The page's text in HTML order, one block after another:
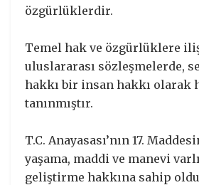
özgürlüklerdir.
Temel hak ve özgürlüklere
uluslararası sözleşmelerde,
hakkı bir insan hakkı olarak
tanınmıştır.
T.C. Anayasası’nın 17.
yaşama, maddi ve manevi
geliştirme hakkına sahip